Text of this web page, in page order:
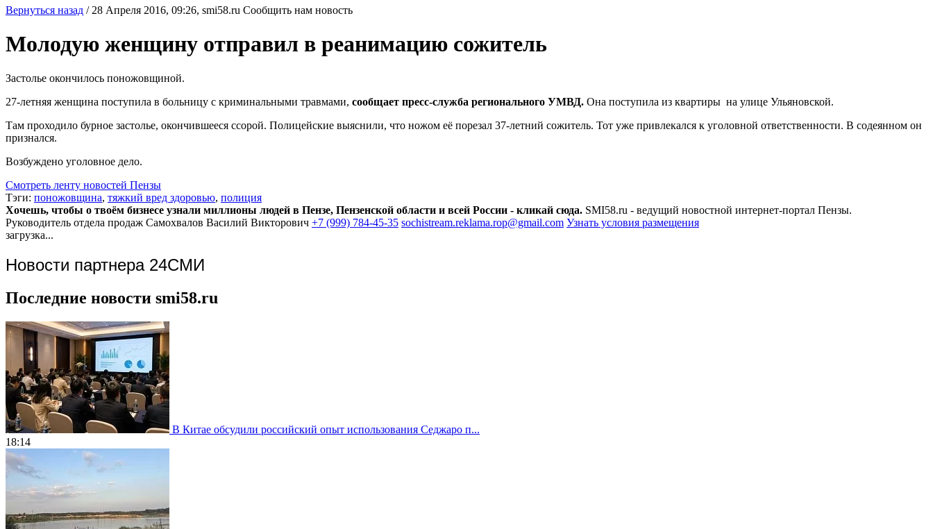
Вернуться назад / 28 Апреля 2016, 09:26, smi58.ru Сообщить нам новость
Молодую женщину отправил в реанимацию сожитель
Застолье окончилось поножовщиной.
27-летняя женщина поступила в больницу с криминальными травмами, сообщает пресс-служба регионального УМВД. Она поступила из квартиры на улице Ульяновской.
Там проходило бурное застолье, окончившееся ссорой. Полицейские выяснили, что ножом её порезал 37-летний сожитель. Тот уже привлекался к уголовной ответственности. В содеянном он
признался.
Возбуждено уголовное дело.
Смотреть ленту новостей Пензы
Тэги: поножовщина, тяжкий вред здоровью, полиция
Хочешь, чтобы о твоём бизнесе узнали миллионы людей в Пензе, Пензенской области и всей России - кликай сюда. SMI58.ru - ведущий новостной интернет-портал Пензы.
Руководитель отдела продаж Самохвалов Василий Викторович +7 (999) 784-45-35 sochistream.reklama.rop@gmail.com Узнать условия размещения
загрузка...
Новости партнера 24СМИ
Последние новости smi58.ru
В Китае обсудили российский опыт использования Седжаро п...
18:14